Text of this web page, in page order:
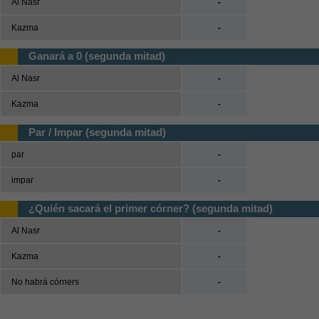
Al Nasr
Kazma
-
-
Ganará a 0 (segunda mitad)
Al Nasr
Kazma
-
-
Par / Impar (segunda mitad)
par
impar
-
-
¿Quién sacará el primer córner? (segunda mitad)
Al Nasr
Kazma
No habrá córners
-
-
-